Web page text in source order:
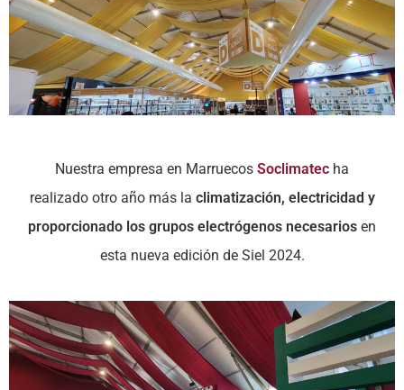
Nuestra empresa en Marruecos Soclimatec ha
realizado otro año más la climatización, electricidad y
proporcionado los grupos electrógenos necesarios en
esta nueva edición de Siel 2024.